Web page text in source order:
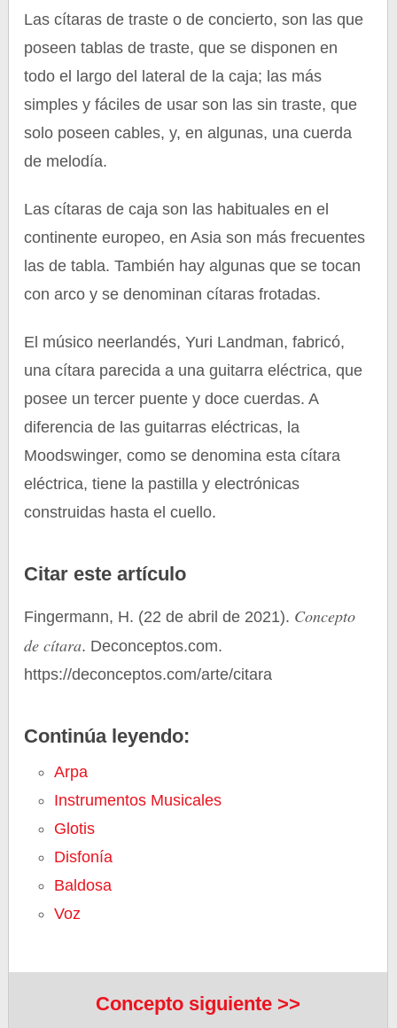
Las cítaras de traste o de concierto, son las que
poseen tablas de traste, que se disponen en
todo el largo del lateral de la caja; las más
simples y fáciles de usar son las sin traste, que
solo poseen cables, y, en algunas, una cuerda
de melodía.
Las cítaras de caja son las habituales en el
continente europeo, en Asia son más frecuentes
las de tabla. También hay algunas que se tocan
con arco y se denominan cítaras frotadas.
El músico neerlandés, Yuri Landman, fabricó,
una cítara parecida a una guitarra eléctrica, que
posee un tercer puente y doce cuerdas. A
diferencia de las guitarras eléctricas, la
Moodswinger, como se denomina esta cítara
eléctrica, tiene la pastilla y electrónicas
construidas hasta el cuello.
Citar este artículo
Fingermann, H. (22 de abril de 2021). Concepto
de cítara. Deconceptos.com.
https://deconceptos.com/arte/citara
Continúa leyendo:
Arpa
Instrumentos Musicales
Glotis
Disfonía
Baldosa
Voz
Concepto siguiente >>